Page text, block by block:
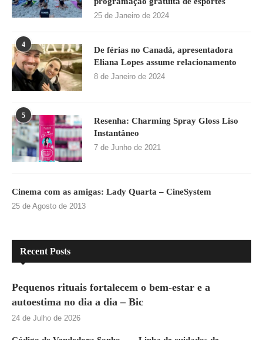
25 de Janeiro de 2024
4
De férias no Canadá, apresentadora
Eliana Lopes assume relacionamento
8 de Janeiro de 2024
5
Resenha: Charming Spray Gloss Liso
Instantâneo
7 de Junho de 2021
Cinema com as amigas: Lady Quarta – CineSystem
25 de Agosto de 2013
Recent Posts
Pequenos rituais fortalecem o bem-estar e a
autoestima no dia a dia – Bic
24 de Julho de 2026